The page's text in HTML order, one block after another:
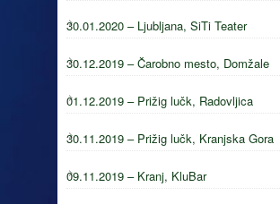
30.01.2020 – Ljubljana, SiTi Teater
30.12.2019 – Čarobno mesto, Domžale
01.12.2019 – Prižig lučk, Radovljica
30.11.2019 – Prižig lučk, Kranjska Gora
09.11.2019 – Kranj, KluBar